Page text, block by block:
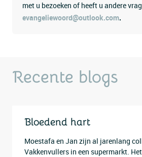
met u bezoeken of heeft u andere
evangeliewoord@outlook.com.
Recente blogs
Bloedend hart
Moestafa en Jan zijn al jarenlang
Vakkenvullers in een supermarkt.